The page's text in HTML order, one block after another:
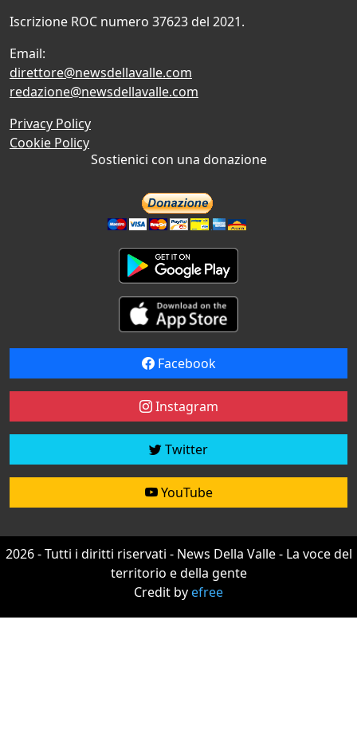
Iscrizione ROC numero 37623 del 2021.
Email:
direttore@newsdellavalle.com
redazione@newsdellavalle.com
Privacy Policy
Cookie Policy
Sostienici con una donazione
Facebook
Instagram
Twitter
YouTube
2026 - Tutti i diritti riservati - News Della Valle - La voce del
territorio e della gente
Credit byefree